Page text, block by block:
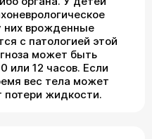
них врожденные
с патологией этой
может быть
или 12 часов. Если
вес тела может
потери жидкости.